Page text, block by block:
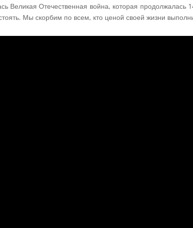
Великая Отечественная война, которая
Мы скорбим по всем, кто ценой своей жизни